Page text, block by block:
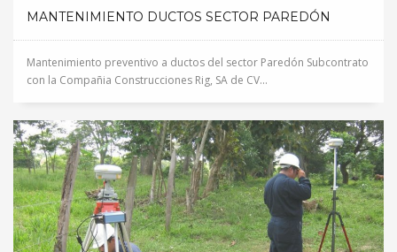
MANTENIMIENTO DUCTOS SECTOR PAREDÓN
Mantenimiento preventivo a ductos del sector Paredón Subcontrato
con la Compañia Construcciones Rig, SA de CV...